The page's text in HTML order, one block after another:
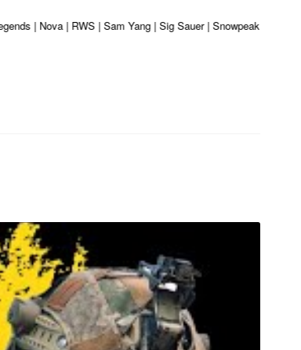
| Nova | RWS | Sam Yang | Sig Sauer | Snowpeak | Umarex |